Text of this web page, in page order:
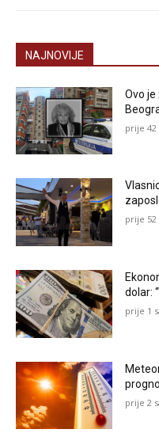
NAJNOVIJE
Ovo je
prije
prije
dolar:
prije 1
prije 2